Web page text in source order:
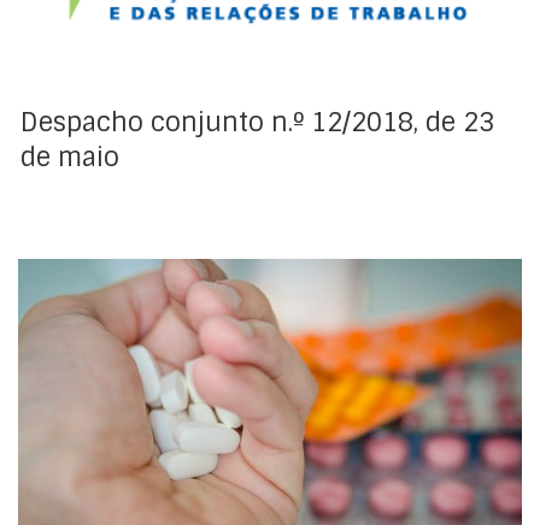
novembro, 1, 8 e 25 de dezembro de 2018 e 1 de janeiro
Despacho conjunto n.º 12/2018, de 23
de maio
Acordo celebrado entre o Centro Hospitalar de S. João,
EPE (CHSJ), Hospital Senhora da Oliveira de Guimarães,
EPE (HSOG) e o Sindicato Nacional dos Farmacêuticos
(SNF) para definição de serviços mínimos